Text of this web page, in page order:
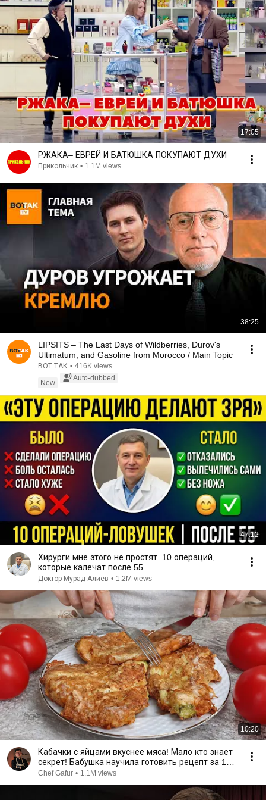
17:05
РЖАКА– ЕВРЕЙ И БАТЮШКА ПОКУПАЮТ ДУХИ
Прикольчик • 1.1M views
38:25
LIPSITS – The Last Days of Wildberries, Durov's
Ultimatum, and Gasoline from Morocco / Main Topic
ВОТ ТАК • 416K views
New
Auto-dubbed
47:12
Хирурги мне этого не простят. 10 операций,
которые калечат после 55
Доктор Мурад Алиев • 1.2M views
10:20
Кабачки с яйцами вкуснее мяса! Мало кто знает
секрет! Бабушка научила готовить рецепт за 15
минут
Chef Gafur • 1.1M views